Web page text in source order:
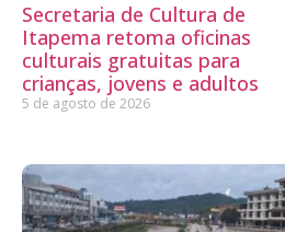
Secretaria de Cultura de
Itapema retoma oficinas
culturais gratuitas para
crianças, jovens e adultos
5 de agosto de 2026